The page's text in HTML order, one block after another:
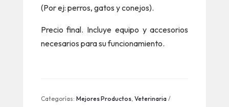
(Por ej: perros, gatos y conejos).
Precio final. Incluye equipo y accesorios
necesarios para su funcionamiento.
Categorías: Mejores Productos, Veterinaria